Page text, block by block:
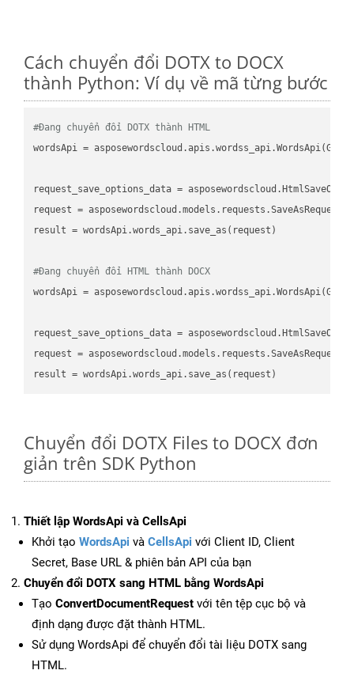
Cách chuyển đổi DOTX to DOCX
thành Python: Ví dụ về mã từng bước
#Đang chuyển đổi DOTX thành HTML
wordsApi =
request_save_options_data =
request
result = wordsApi.words_api.save_as(request)
#Đang chuyển đổi HTML thành DOCX
wordsApi =
request_save_options_data =
request
result
Chuyển đổi DOTX Files to DOCX đơn
giản trên SDK Python
Thiết lập WordsApi và CellsApi
Khởi tạo WordsApi và CellsApi với Client ID, Client
Secret, Base URL & phiên bản API của bạn
Chuyển đổi DOTX sang HTML bằng WordsApi
Tạo ConvertDocumentRequest với tên tệp cục bộ và
định dạng được đặt thành HTML.
Sử dụng WordsApi để chuyển đổi tài liệu DOTX sang
HTML.